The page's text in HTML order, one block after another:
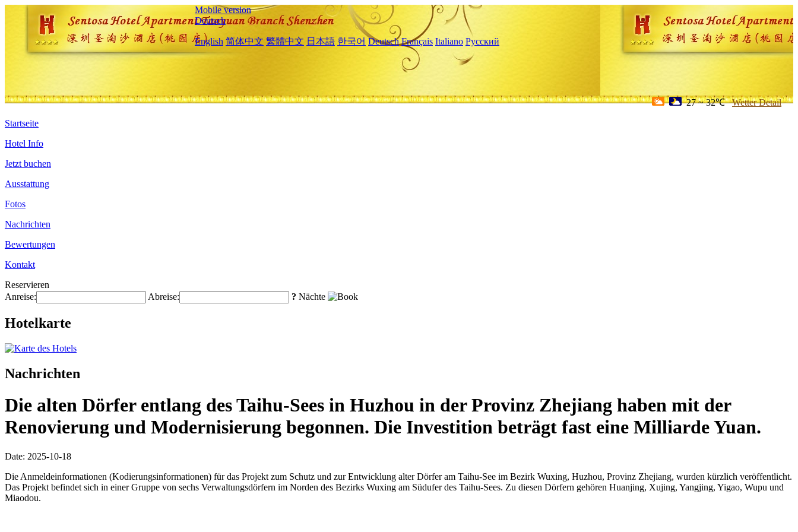
Mobile version
Deutsch
English 简体中文 繁體中文 日本語 한국어 Deutsch Français Italiano Русский
27 ~ 32℃ Wetter Detail
Startseite
Hotel Info
Jetzt buchen
Ausstattung
Fotos
Nachrichten
Bewertungen
Kontakt
Reservieren
Anreise:
Abreise: ? Nächte
Hotelkarte
Nachrichten
Die alten Dörfer entlang des Taihu-Sees in Huzhou in der Provinz Zhejiang haben mit der
Renovierung und Modernisierung begonnen. Die Investition beträgt fast eine Milliarde Yuan.
Date: 2025-10-18
Die Anmeldeinformationen (Kodierungsinformationen) für das Projekt zum Schutz und zur Entwicklung alter Dörfer am Taihu-See im Bezirk Wuxing, Huzhou, Provinz Zhejiang, wurden kürzlich veröffentlicht.
Das Projekt befindet sich in einer Gruppe von sechs Verwaltungsdörfern im Norden des Bezirks Wuxing am Südufer des Taihu-Sees. Zu diesen Dörfern gehören Huanjing, Xujing, Yangjing, Yigao, Wupu und
Miaodou.